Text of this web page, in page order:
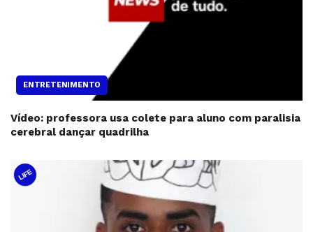
ENTRETENIMENTO
Vídeo: professora usa colete para aluno com paralisia
cerebral dançar quadrilha
LIFE